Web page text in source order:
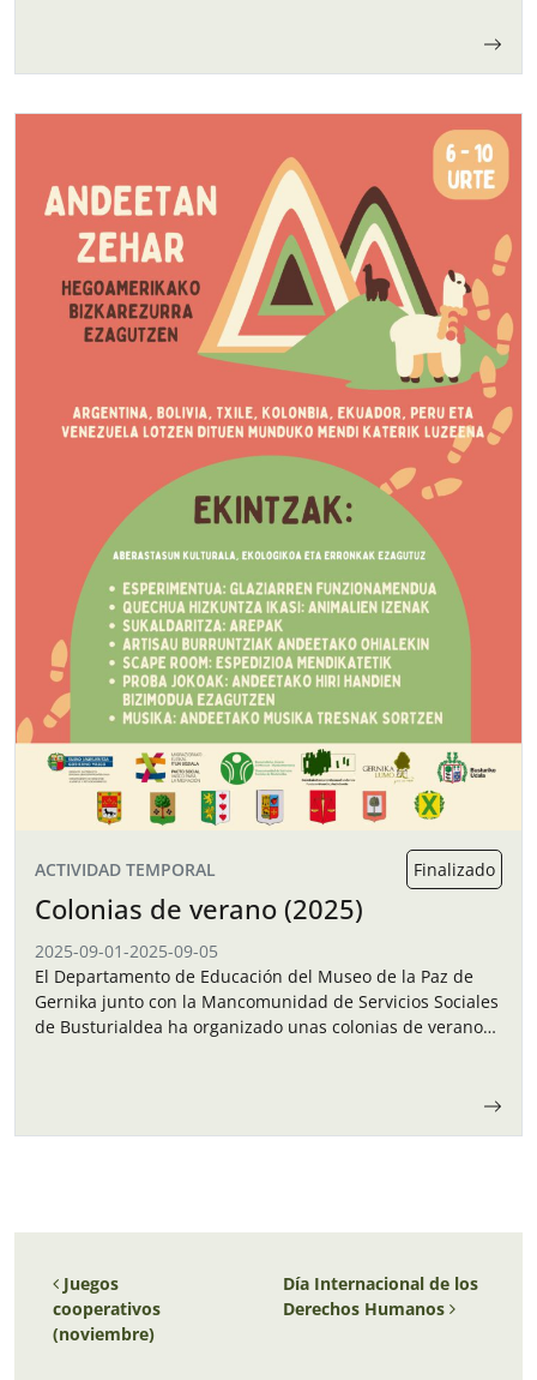
ACTIVIDAD TEMPORAL Finalizado
Colonias de verano (2025)
2025-09-01-2025-09-05
El Departamento de Educación del Museo de la Paz de
Gernika junto con la Mancomunidad de Servicios Sociales
de Busturialdea ha organizado unas colonias de verano
Navegación de entradas
Juegos
cooperativos
(noviembre)
Día Internacional de los
Derechos Humanos